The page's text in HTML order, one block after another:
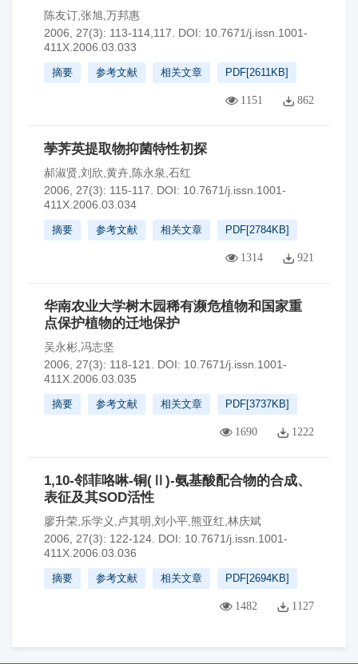
陈友订,张旭,万邦惠
2006, 27(3): 113-114,117.
DOI: 10.7671/j.issn.1001-
411X.2006.03.033
摘要 参考文献 相关文章 PDF[2611KB]
1151 862
荸荠英提取物抑菌特性初探
郝淑贤,刘欣,黄卉,陈永泉,石红
2006, 27(3): 115-117.
DOI: 10.7671/j.issn.1001-
411X.2006.03.034
摘要 参考文献 相关文章 PDF[2784KB]
1314 921
华南农业大学树木园稀有濒危植物和国家重
点保护植物的迁地保护
吴永彬,冯志坚
2006, 27(3): 118-121.
DOI: 10.7671/j.issn.1001-
411X.2006.03.035
摘要 参考文献 相关文章 PDF[3737KB]
1690 1222
1,10-邻菲咯啉-铜(Ⅱ)-氨基酸配合物的合成、
表征及其SOD活性
廖升荣,乐学义,卢其明,刘小平,熊亚红,林庆斌
2006, 27(3): 122-124. DOI: 10.7671/j.issn.1001-
411X.2006.03.036
摘要 参考文献 相关文章 PDF[2694KB]
1482 1127